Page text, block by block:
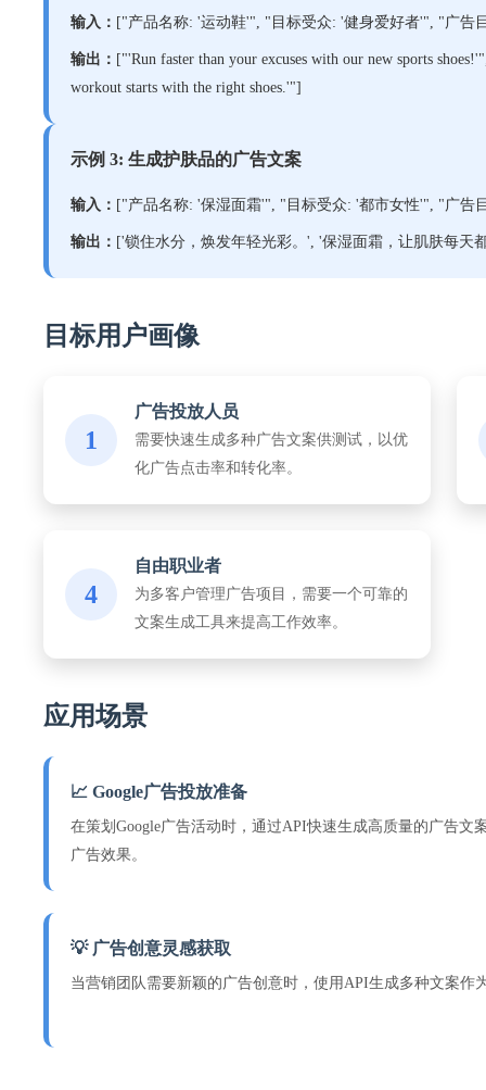
输入： ["产品名称: '运动鞋'", "目标受众: '健身爱好者'", "广
输出： ["'Run faster than your excuses with our new sports
workout starts with the right shoes.'"]
示例 3: 生成护肤品的广告文案
输入： ["产品名称: '保湿面霜'", "目标受众: '都市女性'", "广
输出： ['锁住水分，焕发年轻光彩。', '保湿面霜，让肌肤每天
目标用户画像
1
广告投放人员
需要快速生成多种广告文案供测试，以优
化广告点击率和转化率。
4
自由职业者
为多客户管理广告项目，需要一个可靠的
文案生成工具来提高工作效率。
应用场景
📈 Google广告投放准备
在策划Google广告活动时，通过API快速生成高质量的广告文
广告效果。
💡 广告创意灵感获取
当营销团队需要新颖的广告创意时，使用API生成多种文案作